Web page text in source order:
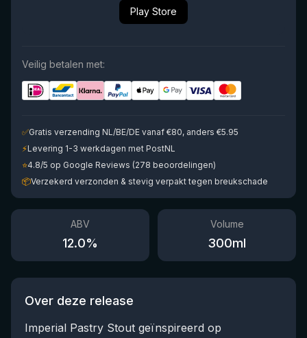
Play Store
Veilig betalen met:
✅Gratis verzending NL/BE/DE vanaf €80, anders €5.95
⚡Levering 1-3 werkdagen met PostNL
⭐4.8/5 op Google Reviews (278 beoordelingen)
📦Verzekerd verzonden & stevig verpakt tegen breukschade
ABV
12.0%
Volume
300ml
Over deze release
Imperial Pastry Stout geïnspireerd op